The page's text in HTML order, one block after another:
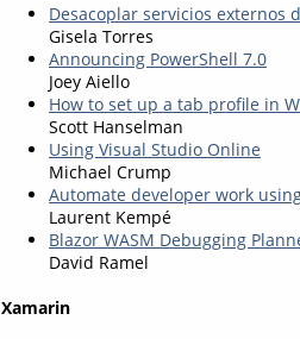
Desacoplar servicios externos
Gisela Torres
Announcing PowerShell 7.0
Joey Aiello
How to set up a tab profile in
Scott Hanselman
Using Visual Studio Online
Michael Crump
Automate developer work
Laurent Kempé
Blazor WASM Debugging
David Ramel
Xamarin